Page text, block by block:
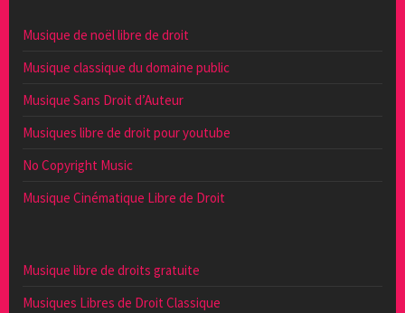
Musique de noël libre de droit
Musique classique du domaine public
Musique Sans Droit d’Auteur
Musiques libre de droit pour youtube
No Copyright Music
Musique Cinématique Libre de Droit
Musique libre de droits gratuite
Musiques Libres de Droit Classique